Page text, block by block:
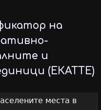
на
и
(ЕКАТТЕ)
места в